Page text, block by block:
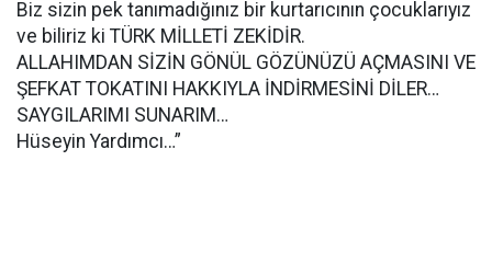
Biz sizin pek tanımadığınız bir kurtarıcının çocuklarıyız
ve biliriz ki TÜRK MİLLETİ ZEKİDİR.
ALLAHIMDAN SİZİN GÖNÜL GÖZÜNÜZÜ AÇMASINI VE
ŞEFKAT TOKATINI HAKKIYLA İNDİRMESİNİ DİLER…
SAYGILARIMI SUNARIM…
Hüseyin Yardımcı…”